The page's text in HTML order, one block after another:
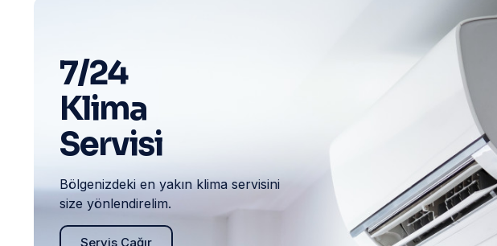
7/24
Klima
Servisi
Bölgenizdeki en yakın klima servisini
size yönlendirelim.
Servis Çağır